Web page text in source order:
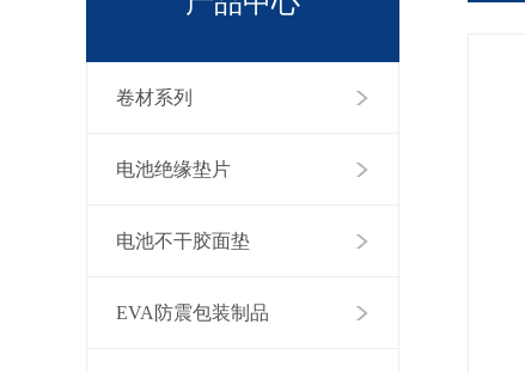
卷材系列
电池绝缘垫片
电池不干胶面垫
EVA防震包装制品